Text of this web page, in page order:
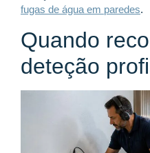
fugas de água em paredes.
Quando
deteção